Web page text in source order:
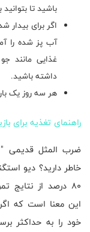
باشید تا
اگر برای
آب پز شده را
غذایی مانند
داشته باشید.
هر سه روز یک
راهنمای تغذیه برای
ضرب المثل قدیمی
خاطر دارید؟ دیو
80 درصد از
این معنا است که
خود را به حداکثر